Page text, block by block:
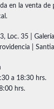
en la venta
Loc. 35 |
|
a 18:30 hrs.
hrs.